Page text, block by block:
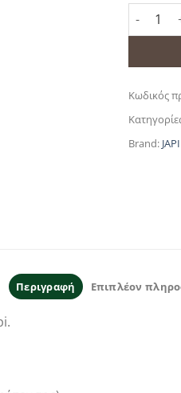
Κωδικός
Brand: JAPI
Περιγραφή Επιπλέον